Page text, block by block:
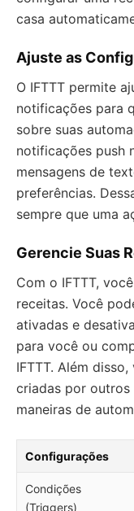
casa
Ajuste as
O IFTTT permite
notificações para
sobre suas
notificações push
mensagens de
preferências.
sempre que uma
Gerencie Suas
Com o IFTTT,
receitas. Você
ativadas e
para você ou
IFTTT. Além
criadas por outros
maneiras de
Configurações
Condições
(Triggers)